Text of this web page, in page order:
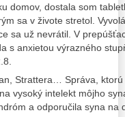
domov, dostala som
sa v živote stretol.
sa už nevrátil. V
s anxietou výrazného
Strattera… Správa,
vysoký intelekt môjho
a odporučila syna na